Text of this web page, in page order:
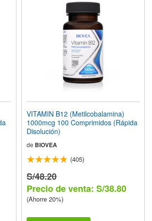
VITAMIN B12 (Metilcobalamina)
1000mcg 100 Comprimidos (Rápida
Disolución)
de BIOVEA
(405)
S/48.20
Precio de venta: S/38.80
(Ahorre 20%)